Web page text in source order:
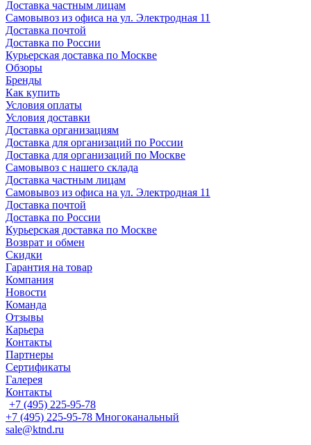
Доставка частным лицам
Самовывоз из офиса на ул. Электродная 11
Доставка почтой
Доставка по России
Курьерская доставка по Москве
Обзоры
Бренды
Как купить
Условия оплаты
Условия доставки
Доставка организациям
Доставка для организаций по России
Доставка для организаций по Москве
Самовывоз с нашего склада
Доставка частным лицам
Самовывоз из офиса на ул. Электродная 11
Доставка почтой
Доставка по России
Курьерская доставка по Москве
Возврат и обмен
Скидки
Гарантия на товар
Компания
Новости
Команда
Отзывы
Карьера
Контакты
Партнеры
Сертификаты
Галерея
Контакты
+7 (495) 225-95-78
+7 (495) 225-95-78 Многоканальный
sale@ktnd.ru